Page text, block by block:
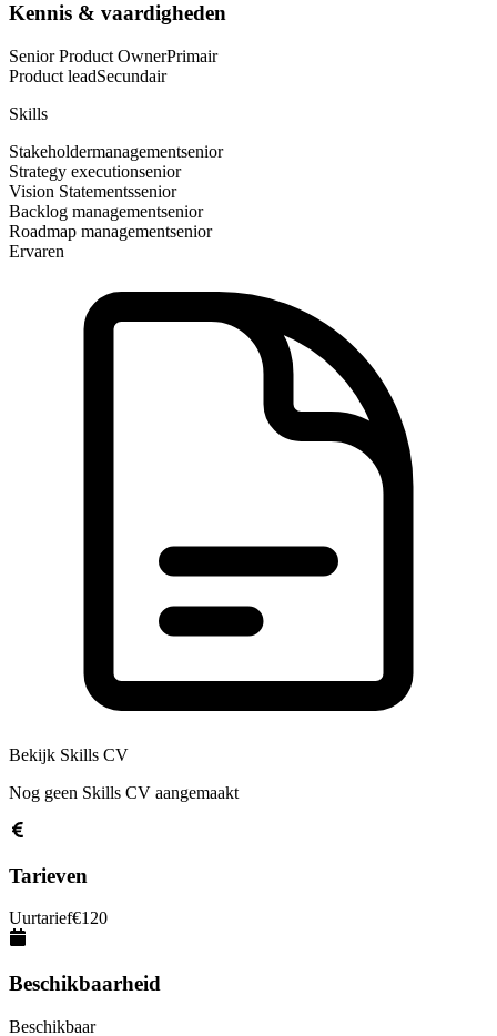
Kennis & vaardigheden
Senior Product OwnerPrimair
Product leadSecundair
Skills
Stakeholdermanagementsenior
Strategy executionsenior
Vision Statementssenior
Backlog managementsenior
Roadmap managementsenior
Ervaren
Bekijk Skills CV
Nog geen Skills CV aangemaakt
Tarieven
Uurtarief€120
Beschikbaarheid
Beschikbaar